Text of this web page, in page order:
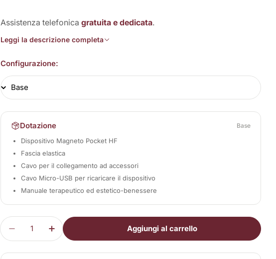
Assistenza telefonicagratuita e dedicata.
Leggi la descrizione completa
Configurazione:
Dotazione Base
Dispositivo Magneto Pocket HF
Fascia elastica
Cavo per il collegamento ad accessori
Cavo Micro-USB per ricaricare il dispositivo
Manuale terapeutico ed estetico-benessere
Quantità
Diminuisci la quantità per Magneto Pocket HF
Aumenta la quantità per Magneto Pocket HF
Aggiungi al carrello